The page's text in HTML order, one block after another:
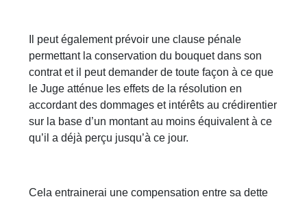
Il peut également prévoir une clause pénale
permettant la conservation du bouquet dans son
contrat et il peut demander de toute façon à ce que
le Juge atténue les effets de la résolution en
accordant des dommages et intérêts au crédirentier
sur la base d’un montant au moins équivalent à ce
qu’il a déjà perçu jusqu’à ce jour.
Cela entrainerai une compensation entre sa dette